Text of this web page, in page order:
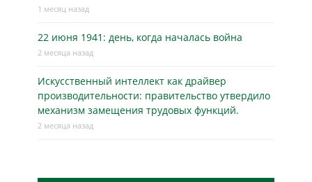
1 месяц назад
22 июня 1941: день, когда началась война
2 месяца назад
Искусственный интеллект как драйвер
производительности: правительство утвердило
механизм замещения трудовых функций.
2 месяца назад